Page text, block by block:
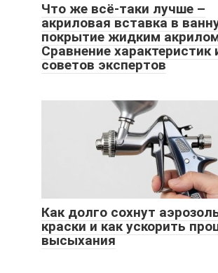
Что же всё-таки лучше –
акриловая вставка в
покрытие жидким
Сравнение характеристик
советов экспертов
Как долго сохнут
краски и как ускорить
высыхания